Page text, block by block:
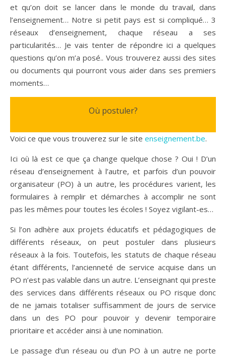
et qu’on doit se lancer dans le monde du travail, dans
l’enseignement… Notre si petit pays est si compliqué… 3
réseaux d’enseignement, chaque réseau a ses
particularités… Je vais tenter de répondre ici a quelques
questions qu’on m’a posé.. Vous trouverez aussi des sites
ou documents qui pourront vous aider dans ses premiers
moments…
Où postuler?
Voici ce que vous trouverez sur le site enseignement.be.
Ici où là est ce que ça change quelque chose ? Oui ! D’un
réseau d’enseignement à l’autre, et parfois d’un pouvoir
organisateur (PO) à un autre, les procédures varient, les
formulaires à remplir et démarches à accomplir ne sont
pas les mêmes pour toutes les écoles ! Soyez vigilant-es…
Si l’on adhère aux projets éducatifs et pédagogiques de
différents réseaux, on peut postuler dans plusieurs
réseaux à la fois. Toutefois, les statuts de chaque réseau
étant différents, l’ancienneté de service acquise dans un
PO n’est pas valable dans un autre. L’enseignant qui preste
des services dans différents réseaux ou PO risque donc
de ne jamais totaliser suffisamment de jours de service
dans un des PO pour pouvoir y devenir temporaire
prioritaire et accéder ainsi à une nomination.
Le passage d’un réseau ou d’un PO à un autre ne porte